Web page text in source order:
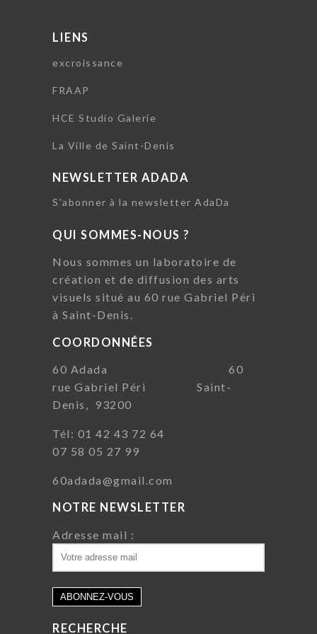
LIENS
excroissance
FRAAP
HCE Studio Galerie
La Ville de Saint-Denis
NEWSLETTER ADADA
S'abonner à la newsletter AdaDa
QUI SOMMES-NOUS ?
Nous sommes un laboratoire de
création et de diffusion des arts
visuels situé au 60 rue Gabriel Péri
à Saint-Denis.
COORDONNÉES
60 Adada 60
rue Gabriel Péri Saint-
Denis, 93200
Tél: 01 42 43 72 64
07 58 05 27 99
60adada@gmail.com
NOTRE NEWSLETTER
Adresse mail :
RECHERCHE